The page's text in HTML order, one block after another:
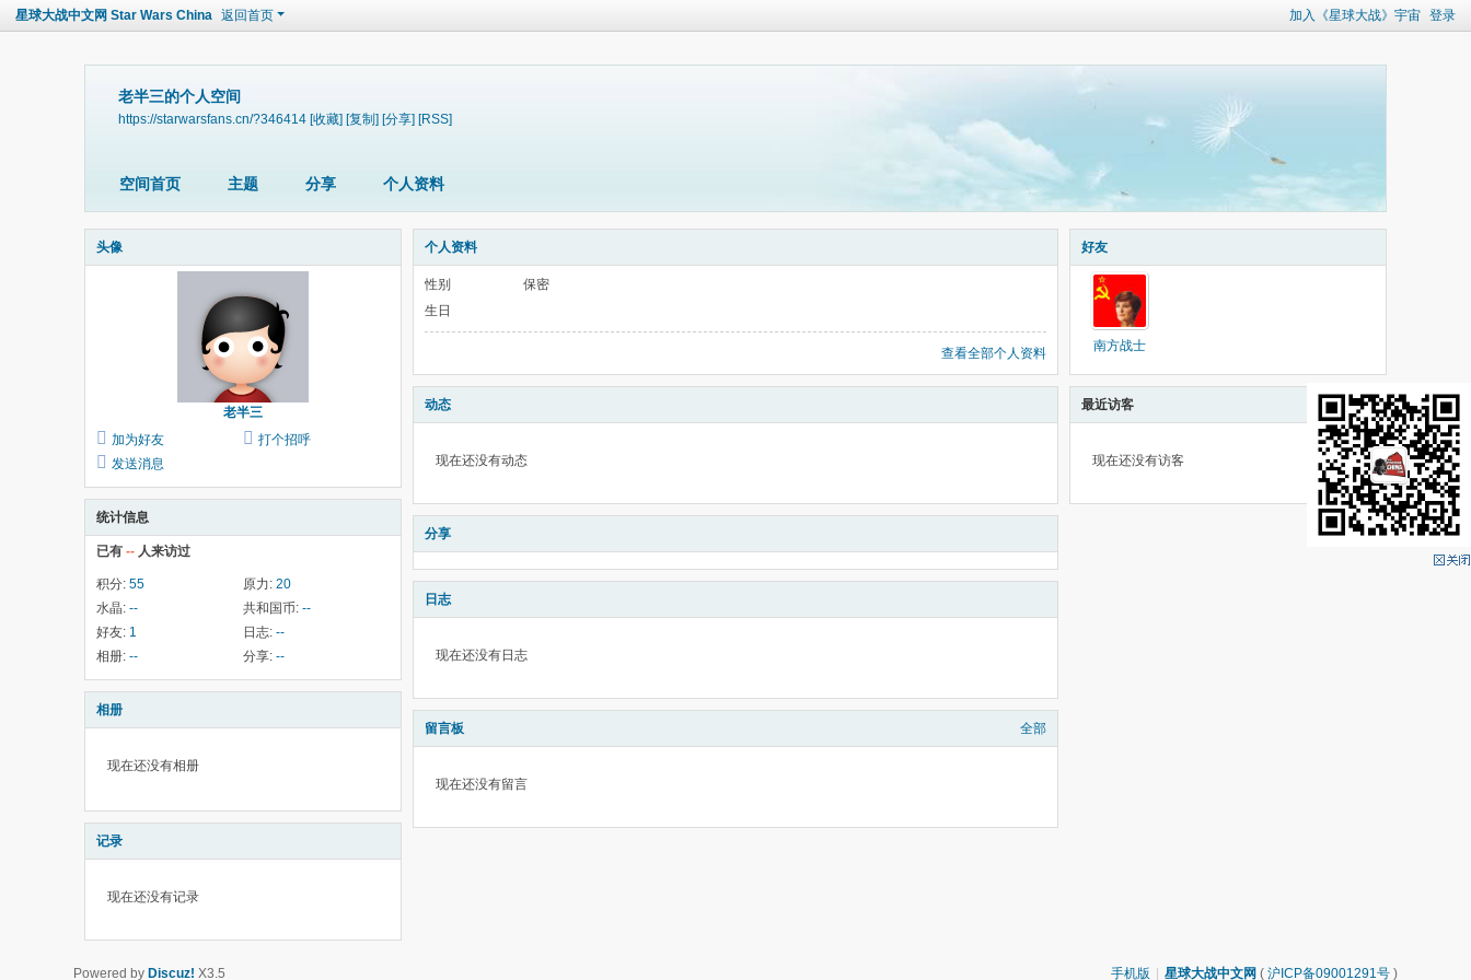
加入《星球大战》宇宙 登录
星球大战中文网 Star Wars China 返回首页
老半三的个人空间
https://starwarsfans.cn/?346414 [收藏] [复制] [分享] [RSS]
空间首页 主题 分享 个人资料
头像
老半三
加为好友
打个招呼
发送消息
统计信息
已有 -- 人来访过
积分: 55 原力: 20
水晶: -- 共和国币: --
好友: 1 日志: --
相册: -- 分享: --
相册
现在还没有相册
记录
现在还没有记录
个人资料
性别
保密
生日
查看全部个人资料
动态
现在还没有动态
分享
日志
现在还没有日志
留言板 全部
现在还没有留言
好友
南方战士
最近访客
现在还没有访客
手机版 星球大战中文网 ( 沪ICP备09001291号 )
Powered by Discuz! X3.5